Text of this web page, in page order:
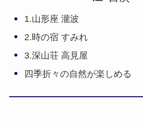
1.山形座 瀧波
2.時の宿 すみれ
3.深山荘 高見屋
四季折々の自然が楽しめる